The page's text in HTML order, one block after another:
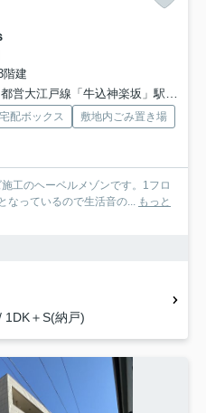
階建
都営大江戸線「牛込神楽坂」駅 徒歩9分
宅配ボックス
敷地内ごみ置き場
工のヘーベルメゾンです。1フロ
なっているので生活音の... もっと
1DK＋S(納戸)